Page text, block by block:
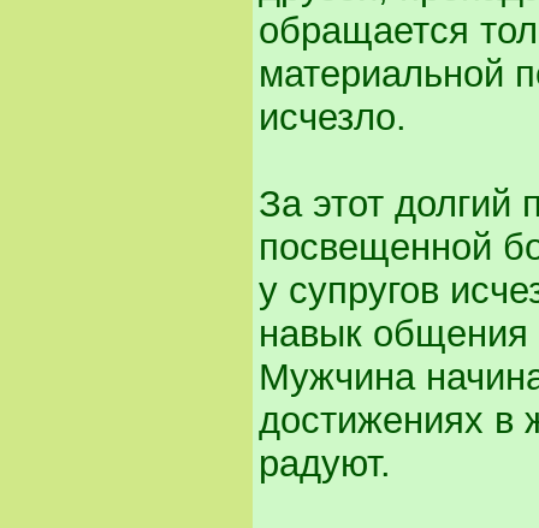
обращается
материальной
исчезло.
За этот долгий
посвещенной
у супругов
навык общения
Мужчина
достижениях в
радуют.